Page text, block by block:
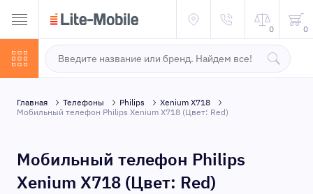
0 0
Главная Телефоны Philips
Xenium X718
Мобильный телефон Philips Xenium X718 (Цвет: Red)
Мобильный телефон Philips
Xenium X718 (Цвет: Red)